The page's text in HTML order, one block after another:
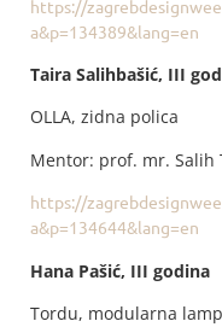
https://
a&p=134389&lang=en
Taira Salihbašić, III
OLLA, zidna polica
Mentor: prof. mr. Salih
https://
a&p=134644&lang=en
Hana Pašić, III godina
Tordu, modularna